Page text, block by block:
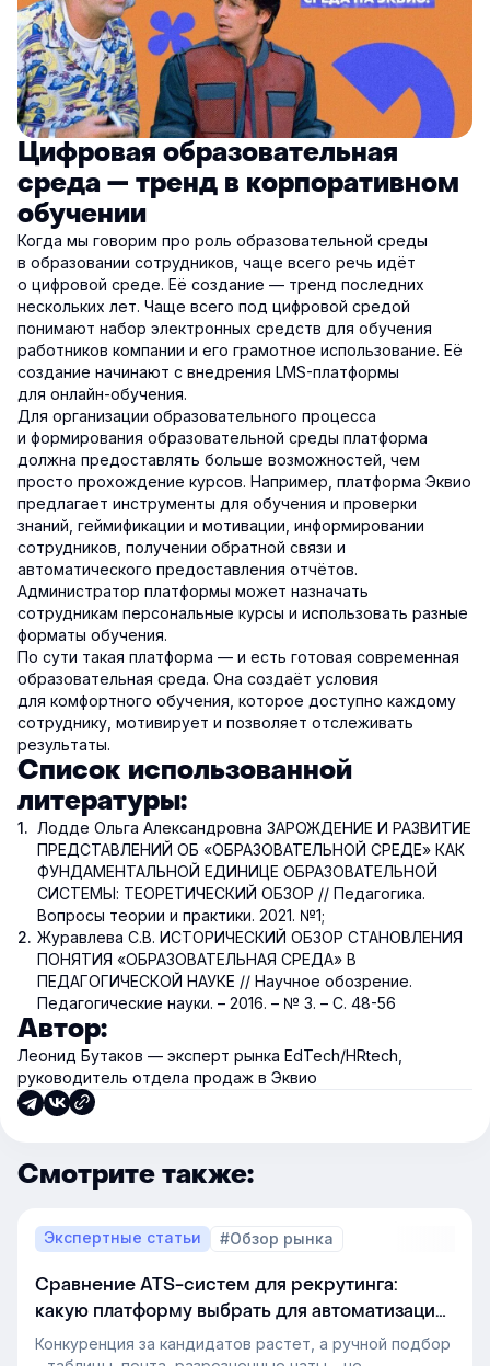
Цифровая образовательная
среда — тренд в корпоративном
обучении
Когда мы говорим про роль образовательной среды
в образовании сотрудников, чаще всего речь идёт
о цифровой среде. Её создание — тренд последних
нескольких лет. Чаще всего под цифровой средой
понимают набор электронных средств для обучения
работников компании и его грамотное использование. Её
создание начинают с внедрения LMS-платформы
для онлайн-обучения.
Для организации образовательного процесса
и формирования образовательной среды платформа
должна предоставлять больше возможностей, чем
просто прохождение курсов. Например, платформа Эквио
предлагает инструменты для обучения и проверки
знаний, геймификации и мотивации, информировании
сотрудников, получении обратной связи и
автоматического предоставления отчётов.
Администратор платформы может назначать
сотрудникам персональные курсы и использовать разные
форматы обучения.
По сути такая платформа — и есть готовая современная
образовательная среда. Она создаёт условия
для комфортного обучения, которое доступно каждому
сотруднику, мотивирует и позволяет отслеживать
результаты.
Список использованной
литературы:
Лодде Ольга Александровна ЗАРОЖДЕНИЕ И РАЗВИТИЕ
ПРЕДСТАВЛЕНИЙ ОБ «ОБРАЗОВАТЕЛЬНОЙ СРЕДЕ» КАК
ФУНДАМЕНТАЛЬНОЙ ЕДИНИЦЕ ОБРАЗОВАТЕЛЬНОЙ
СИСТЕМЫ: ТЕОРЕТИЧЕСКИЙ ОБЗОР // Педагогика.
Вопросы теории и практики. 2021. №1;
Журавлева С.В. ИСТОРИЧЕСКИЙ ОБЗОР СТАНОВЛЕНИЯ
ПОНЯТИЯ «ОБРАЗОВАТЕЛЬНАЯ СРЕДА» В
ПЕДАГОГИЧЕСКОЙ НАУКЕ // Научное обозрение.
Педагогические науки. – 2016. – № 3. – С. 48-56
Автор:
Леонид Бутаков — эксперт рынка EdTech/HRtech,
руководитель отдела продаж в Эквио
Смотрите также:
Экспертные статьи #Обзор рынка
Сравнение ATS-систем для рекрутинга:
какую платформу выбрать для автоматизации
подбора персонала
Конкуренция за кандидатов растет, а ручной подбор